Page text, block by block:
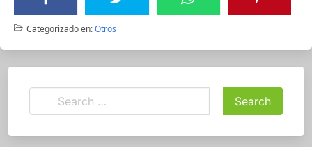
Categorizado en:Otros